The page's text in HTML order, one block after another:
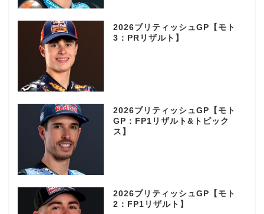
2026ブリティッシュGP【モト
3：PRリザルト】
2026ブリティッシュGP【モト
GP：FP1リザルト&トピック
ス】
2026ブリティッシュGP【モト
2：FP1リザルト】